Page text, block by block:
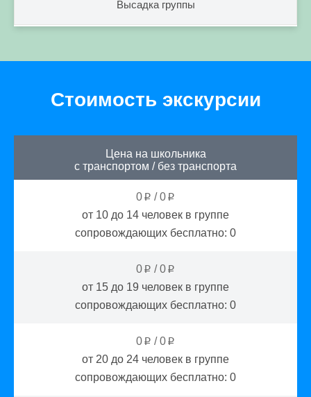
Высадка группы
Стоимость экскурсии
Цена на школьника
с транспортом / без транспорта
0 p /0 p
от 10 до 14 человек в группе
сопровождающих бесплатно: 0
0 p /0 p
от 15 до 19 человек в группе
сопровождающих бесплатно: 0
0 p /0 p
от 20 до 24 человек в группе
сопровождающих бесплатно: 0